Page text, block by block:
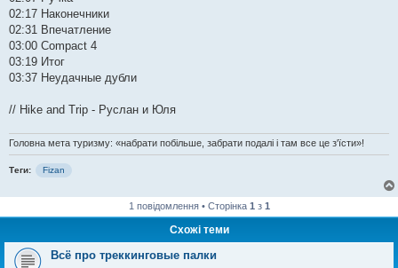
02:17 Наконечники
02:31 Впечатление
03:00 Compact 4
03:19 Итог
03:37 Неудачные дубли
// Hike and Trip - Руслан и Юля
Головна мета туризму: «набрати побільше, забрати подалі і там все це з'їсти»!
Теги: Fizan
1 повідомлення • Сторінка 1 з 1
Схожі теми
Всё про треккинговые палки